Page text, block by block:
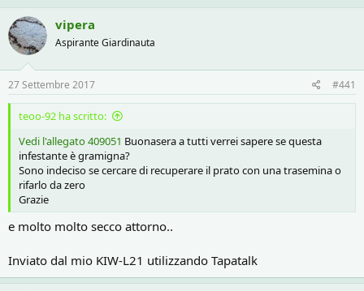
e
a
t
o
r
e
D
i
c
u
s
s
i
n
a
d
i
n
i
z
o
vipera
Aspirante Giardinauta
27 Settembre 2017 #441
teoo-92 ha scritto:
Vedi l'allegato 409051 Buonasera a tutti verrei sapere se questa
infestante è gramigna?
Sono indeciso se cercare di recuperare il prato con una trasemina o
rifarlo da zero
Grazie
e molto molto secco attorno..
Inviato dal mio KIW-L21 utilizzando Tapatalk